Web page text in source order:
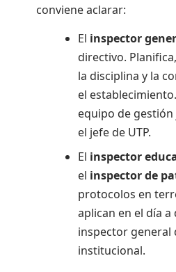
conviene aclarar:
El inspector
directivo.
la disciplina y la
el
equipo de
el jefe de UTP.
El inspector
el inspector de
protocolos en
aplican en el día a
inspector general
institucional.